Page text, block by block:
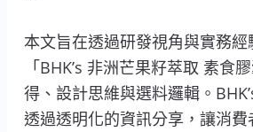
本文旨在透過研發視角與實務
「BHK’s 非洲芒果籽萃取 素食
得、設計思維與選料邏輯。
透過透明化的資訊分享，讓消